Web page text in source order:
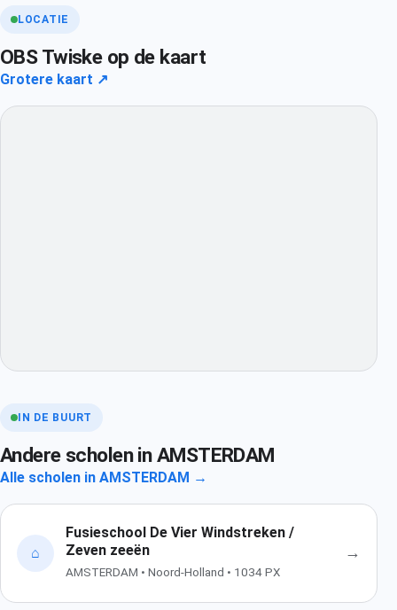
LOCATIE
OBS Twiske op de kaart
Grotere kaart ↗
IN DE BUURT
Andere scholen in AMSTERDAM
Alle scholen in AMSTERDAM →
⌂
Fusieschool De Vier Windstreken /
Zeven zeeën
AMSTERDAM • Noord-Holland • 1034 PX
→